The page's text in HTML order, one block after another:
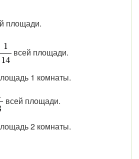
площади.
всей площади.
1 комнаты.
всей площади.
2 комнаты.